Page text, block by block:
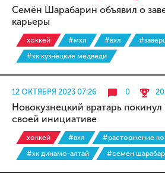
Семён Шарабарин объявил о
карьеры
хоккей #мхл #вхл
#хк кузнецкие медведи
12 ОКТЯБРЯ 2023 07:26 0
Новокузнецкий вратарь
своей инициативе
хоккей #вхл
#расторжение
#хк динамо-алтай
#семен